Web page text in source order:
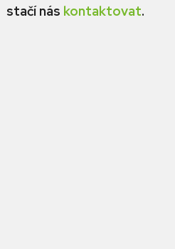
stačí nás kontaktovat.